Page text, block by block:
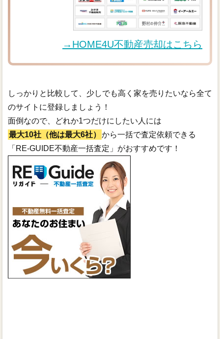
→HOME4U不動産売却はこちら
しっかりと比較して、少しでも高く家を売りたいなら全て
のサイトに登録しましょう！
面倒なので、どれか1つだけにしたい人には
最大10社（他は最大6社）
から一括で査定依頼できる
「RE-GUIDE不動産一括査定」がおすすめです！